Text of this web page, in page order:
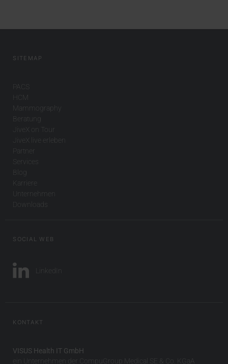
SITEMAP
PACS
HCM
Mammography
Beratung
JiveX on Tour
JiveX live erleben
Partner
Services
Blog
Karriere
Unternehmen
Downloads
SOCIAL WEB
LinkedIn
KONTAKT
VISUS Health IT GmbH
ein Unternehmen der CompuGroup Medical SE & Co. KGaA